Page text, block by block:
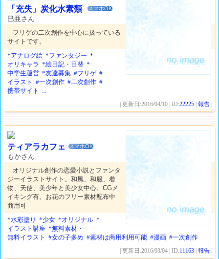
「充失」炭化水素類 スマホOK
巳亜さん
フリゲの二次創作を中心に扱っている
サイトです。
*アナログ絵 *ファンタジー *
オリキャラ *絵日記・日替 *
中学生運営 *友達募集 #フリゲ #
イラスト
#一次創作 #二次創作 #
携帯サイト
...
| 更新日:2016/04/10 | ID:22225 |報告
ティアラカフェ スマホOK
もかさん
オリジナル創作の恋愛小説とファンタ
ジーイラストサイト。和風、和服、着
物、天使、美少年と美少女中心。CGメ
イキング有。お花のフリー素材配布中
商用可
*水彩塗り
*少女 *オリジナル *
イラスト講座 *無料素材・
無料イラスト
#女の子多め #素材は商用利用可能 #漫画 #一次創作
| 更新日:2016/03/04 | ID:11163 |報告